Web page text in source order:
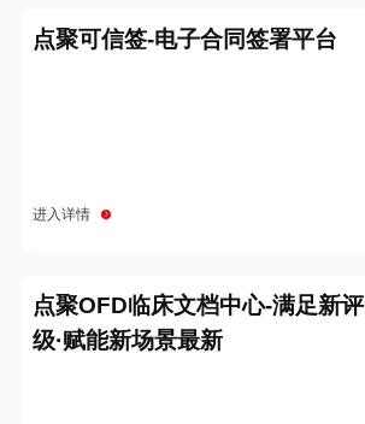
点聚可信签-电子合同签署平台
进入详情
点聚OFD临床文档中心-满足新评
级·赋能新场景最新